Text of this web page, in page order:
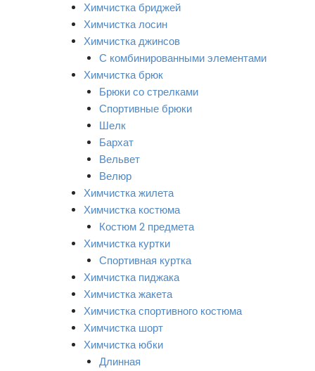
Химчистка бриджей
Химчистка лосин
Химчистка джинсов
С комбинированными элементами
Химчистка брюк
Брюки со стрелками
Спортивные брюки
Шелк
Бархат
Вельвет
Велюр
Химчистка жилета
Химчистка костюма
Костюм 2 предмета
Химчистка куртки
Спортивная куртка
Химчистка пиджака
Химчистка жакета
Химчистка спортивного костюма
Химчистка шорт
Химчистка юбки
Длинная